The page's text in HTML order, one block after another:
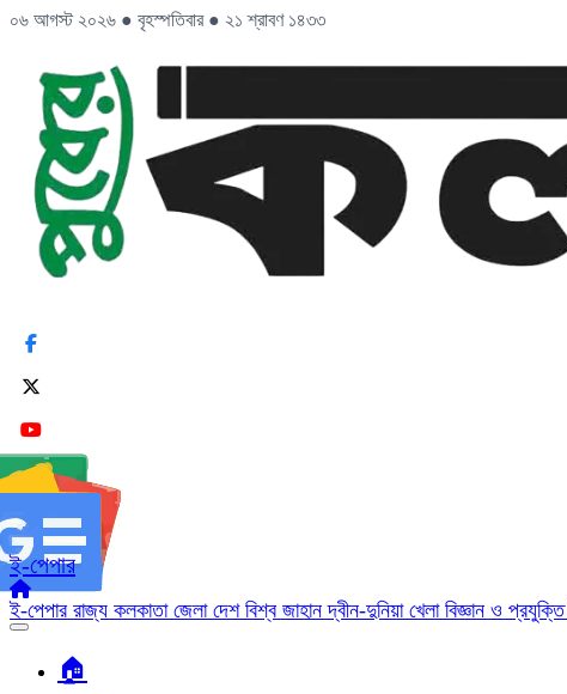
০৬ আগস্ট ২০২৬ ● বৃহস্পতিবার ● ২১ শ্রাবণ ১৪৩৩
ই-পেপার
ই-পেপার রাজ্য কলকাতা জেলা দেশ বিশ্ব জাহানদ্বীন-দুনিয়া খেলা বিজ্ঞান ও প্রযুক্তি
🏠︎